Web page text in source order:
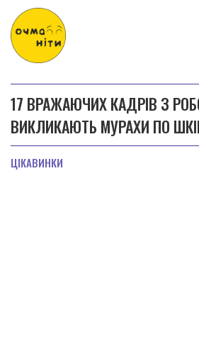
17 ВРАЖАЮЧИХ КАДРІВ З
ВИКЛИКАЮТЬ МУРАХИ ПО
ЦІКАВИНКИ